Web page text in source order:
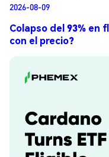
2026-08-09
Colapso del 93% en
con el precio?